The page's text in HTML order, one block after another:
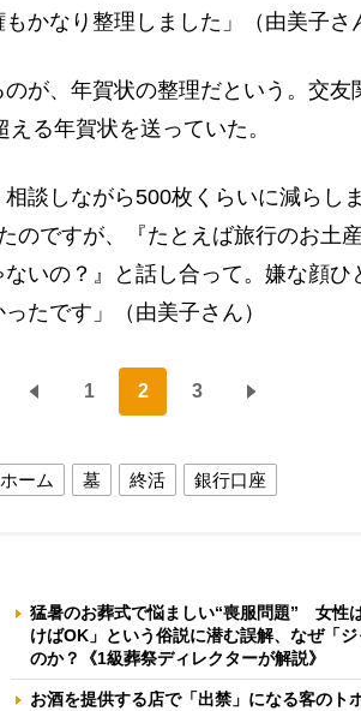
かなり整理しました」（由美子さ
が、年賀状の整理だという。交友
る年賀状を送っていた。
相談しながら500枚くらいに減らし
のですが、『たとえば旅行のお土
いの？』と話し合って。嫌な顔ひ
たです」（由美子さん）
1 2 3
ーム 墓 終活 銀行口座
猛暑のお葬式で悩ましい“喪服問題” 女性
けばOK」という俗説に潜む誤解、なぜ「
のか？《1級葬祭ディレクターが解説》
お酒を提供する店で「出禁」になる客の